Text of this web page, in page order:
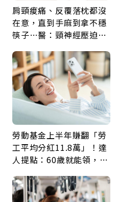
肩頸痠痛、反覆落枕都沒
在意，直到手麻到拿不穩
筷子…醫：頸神經壓迫上
鍵
勞動基金上半年賺翻「勞
工平均分紅11.8萬」！達
人提點：60歲就能領，重